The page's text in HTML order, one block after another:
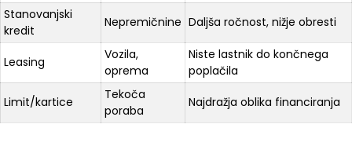
Stanovanjski
kredit
Nepremičnine Daljša ročnost, nižje obresti
Leasing
Vozila,
oprema
Niste lastnik do končnega
poplačila
Limit/kartice
Tekoča
poraba
Najdražja oblika financiranja